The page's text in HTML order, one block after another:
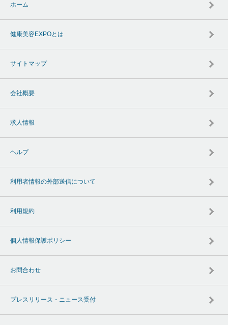
ホーム
健康美容EXPOとは
サイトマップ
会社概要
求人情報
ヘルプ
利用者情報の外部送信について
利用規約
個人情報保護ポリシー
お問合わせ
プレスリリース・ニュース受付